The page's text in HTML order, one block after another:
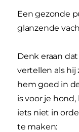
Een gezonde
glanzende
Denk eraan
vertellen als
hem goed in
is voor je
iets niet in
te maken: